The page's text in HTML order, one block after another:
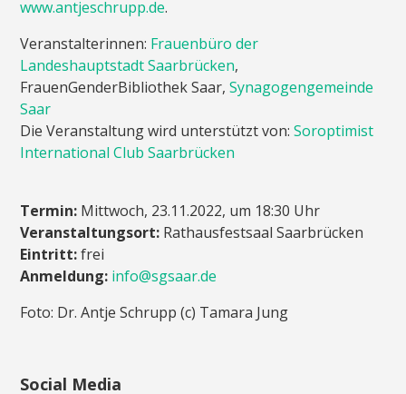
www.antjeschrupp.de.
Veranstalterinnen: Frauenbüro der
Landeshauptstadt Saarbrücken,
FrauenGenderBibliothek Saar,Synagogengemeinde
Saar
Die Veranstaltung wird unterstützt von:Soroptimist
International Club Saarbrücken
Termin: Mittwoch, 23.11.2022, um 18:30 Uhr
Veranstaltungsort: Rathausfestsaal Saarbrücken
Eintritt:frei
Anmeldung: info@sgsaar.de
Foto: Dr. Antje Schrupp (c) Tamara Jung
Social Media